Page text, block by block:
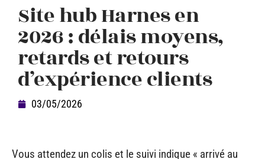
Site hub Harnes en
2026 : délais moyens,
retards et retours
d’expérience clients
03/05/2026
Vous attendez un colis et le suivi indique « arrivé au